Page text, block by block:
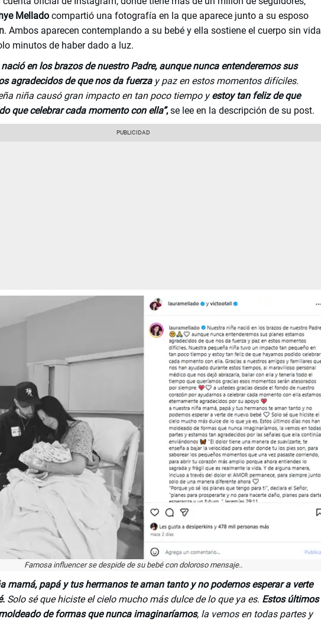
Mellado compartió una fotografía en la que aparece junto a su esposo
. Ambos aparecen contemplando a su bebé y ella sostiene el cuerpo sin vida
minutos de haber dado a luz.
nació en los brazos de nuestro Padre, aunque nunca entenderemos sus
agradecidos de que nos da fuerzay paz en estos momentos difíciles.
niña causó gran impacto en tan poco tiempo yestoy tan feliz de que
que celebrar cada momento con ella”, se lee en la descripción de su post.
Famosa influencer se despide de su bebé con doloroso mensaje..
mamá, papá y tus hermanos te aman tanto y no podemos esperar a verte
Solo sé que hiciste el cielo mucho más dulce de lo que ya es. Estos últimos
de formas que nunca imaginaríamos, la vemos en todas partes y